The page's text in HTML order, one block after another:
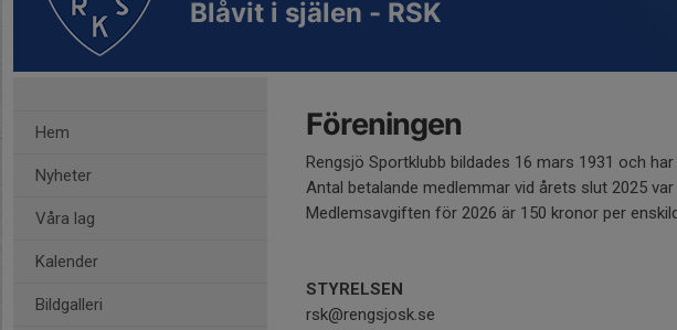
Blåvit i själen - RSK
Hem
Nyheter
Våra lag
Kalender
Bildgalleri
Föreningen
Rengsjö Sportklubb bildades 16 mars 1931 och
Antal betalande medlemmar vid årets slut 2025
Medlemsavgiften för 2026 är 150 kronor per
STYRELSEN
rsk@rengsjosk.se